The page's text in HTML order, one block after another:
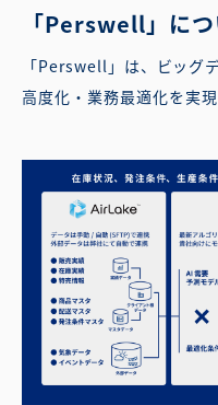
「Perswell」につ
「Perswell」は、ビッグ
高度化・業務最適化を実